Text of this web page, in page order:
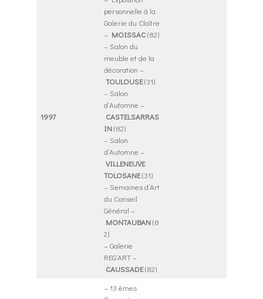
1997
personnelle à la
Galerie du Cloître
– MOISSAC(82)
– Salon du
meuble et de la
décoration –
TOULOUSE(31)
– Salon
d’Automne –
CASTELSARRAS
IN(82)
– Salon
d’Automne –
VILLENEUVE
TOLOSANE(31)
– Semaines d’Art
du Conseil
Général –
MONTAUBAN(8
2)
– Galerie
REG’ART –
CAUSSADE(82)
– 13 èmes